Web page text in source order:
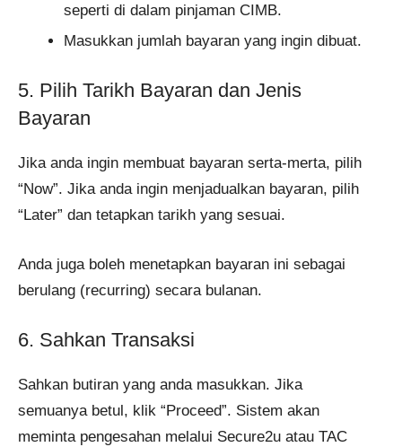
seperti di dalam pinjaman CIMB.
Masukkan jumlah bayaran yang ingin dibuat.
5. Pilih Tarikh Bayaran dan Jenis
Bayaran
Jika anda ingin membuat bayaran serta-merta, pilih
“Now”. Jika anda ingin menjadualkan bayaran, pilih
“Later” dan tetapkan tarikh yang sesuai.
Anda juga boleh menetapkan bayaran ini sebagai
berulang (recurring) secara bulanan.
6. Sahkan Transaksi
Sahkan butiran yang anda masukkan. Jika
semuanya betul, klik “Proceed”. Sistem akan
meminta pengesahan melalui Secure2u atau TAC